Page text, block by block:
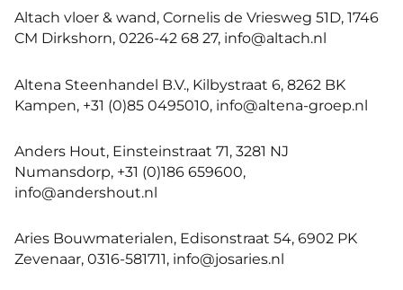
Altach vloer & wand, Cornelis de Vriesweg 51D, 1746
CM Dirkshorn, 0226-42 68 27, info@altach.nl
Altena Steenhandel B.V., Kilbystraat 6, 8262 BK
Kampen, +31 (0)85 0495010, info@altena-groep.nl
Anders Hout, Einsteinstraat 71, 3281 NJ
Numansdorp, +31 (0)186 659600,
info@andershout.nl
Aries Bouwmaterialen, Edisonstraat 54, 6902 PK
Zevenaar, 0316-581711, info@josaries.nl